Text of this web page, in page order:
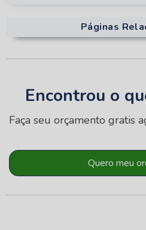
Páginas
Encontrou o
Faça seu orçamento gratis
Quero meu